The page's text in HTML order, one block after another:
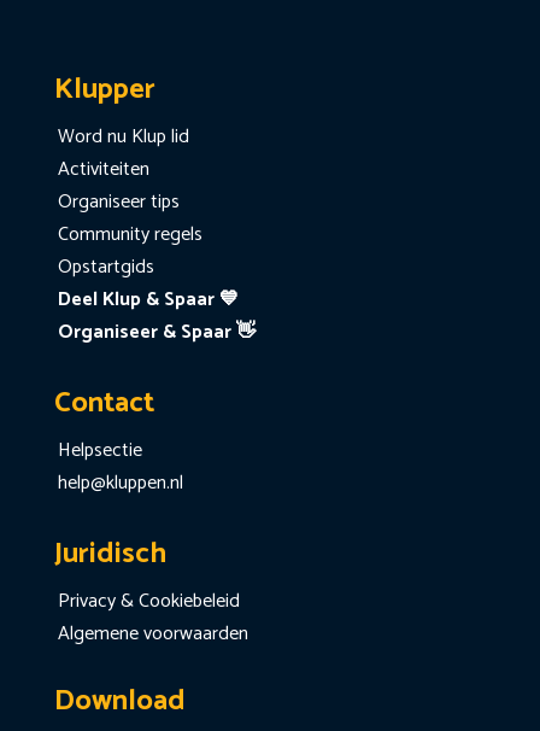
Klupper
Word nu Klup lid
Activiteiten
Organiseer tips
Community regels
Opstartgids
Deel Klup & Spaar 💙
Organiseer & Spaar 👋
Contact
Helpsectie
help@kluppen.nl
Juridisch
Privacy & Cookiebeleid
Algemene voorwaarden
Download